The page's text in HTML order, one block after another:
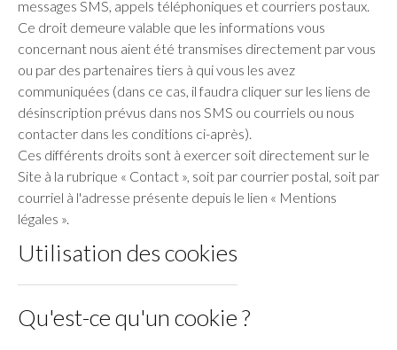
messages SMS, appels téléphoniques et courriers postaux.
Ce droit demeure valable que les informations vous
concernant nous aient été transmises directement par vous
ou par des partenaires tiers à qui vous les avez
communiquées (dans ce cas, il faudra cliquer sur les liens de
désinscription prévus dans nos SMS ou courriels ou nous
contacter dans les conditions ci-après).
Ces différents droits sont à exercer soit directement sur le
Site à la rubrique « Contact », soit par courrier postal, soit par
courriel à l'adresse présente depuis le lien « Mentions
légales ».
Utilisation des cookies
Qu'est-ce qu'un cookie ?